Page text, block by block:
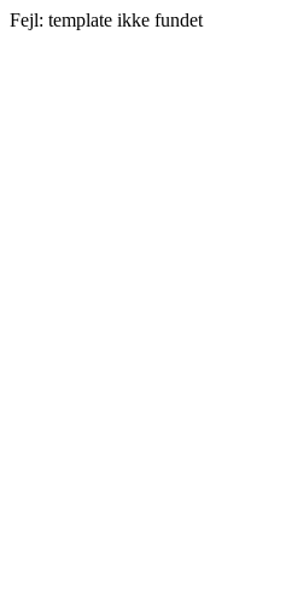
Fejl: template ikke fundet